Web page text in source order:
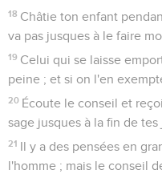
18 Châtie ton enfant
va pas jusques à le faire
19 Celui qui se laisse
peine ; et si on l'en
20 Écoute le conseil et
sage jusques à la fin de tes
21 Il y a des pensées en
l'homme ; mais le conseil